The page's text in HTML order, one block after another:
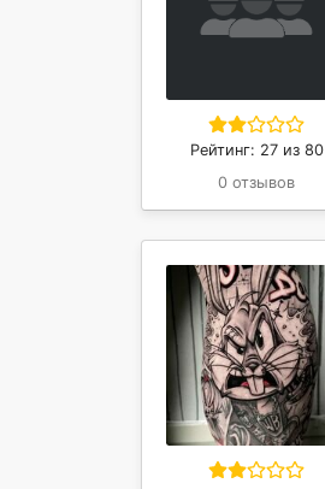
Рейтинг: 27 из 80
0 отзывов